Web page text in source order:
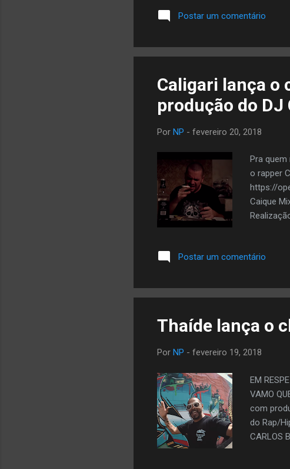
ambiente
Postar um comentário
Caligari lança o
produção do DJ
Por NP - fevereiro 20, 2018
Pra quem
o rapper
https://
Caique
Postar um comentário
Thaíde lança o
Por NP - fevereiro 19, 2018
EM
VAMO
com
do Rap/
CARLOS